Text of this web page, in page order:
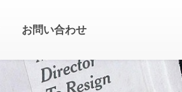
お問い合わせ